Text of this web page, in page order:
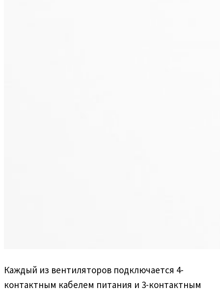
Каждый из вентиляторов подключается 4-
контактным кабелем питания и 3-контактным